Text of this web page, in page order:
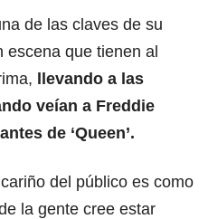
de las claves de su
escena que tienen al
llevando a las
veían a Freddie
de ‘Queen’.
del público es como
la gente cree estar